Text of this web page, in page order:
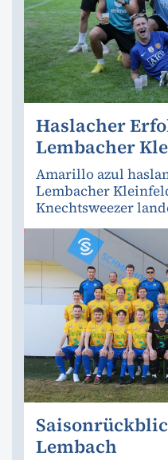
Haslacher
Lembacher
Amarillo azul
Lembacher
Knechtsweezer
Lembach